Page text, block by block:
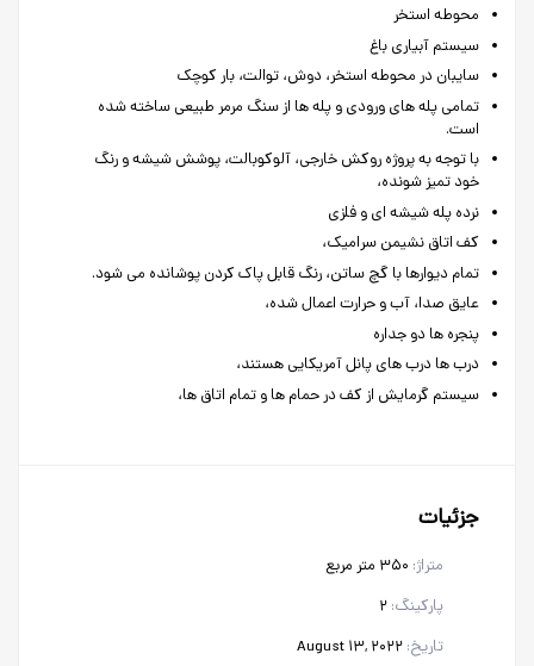
محوطه استخر
سیستم آبیاری باغ
سایبان در محوطه استخر، دوش، توالت، بار کوچک
تمامی پلههای ورودی و پلهها از سنگ مرمر طبیعی ساختهشده
است.
با توجهبهپروژه روکش خارجی، آلوکوبالت، پوشش شیشهو رنگ
خود تمیزشونده،
نرده پلهشیشه ای و فلزی
کف اتاق نشیمن سرامیک،
تمام دیوارها با گچ ساتن، رنگ قابلپاک کردن پوشانده می شود.
عایق صدا، آبو حرارت اعمالشده،
پنجره ها دو جداره
دربها دربهای پانلآمریکایی هستند،
سیستم گرمایش از کف در حمام ها و تمام اتاق ها،
جزئیات
متراژ: ۳۵۰ متر مربع
پارکینگ: ۲
تاریخ: August ۱۳, ۲۰۲۲